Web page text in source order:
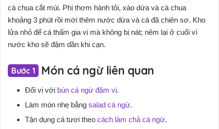
cà chua cắt múi. Phi thơm hành tỏi, xào dứa và cà chua
khoảng 3 phút rồi mới thêm nước dừa và cá đã chiên sơ. Kho
lửa nhỏ để cá thấm gia vị mà không bị nát; nêm lại ở cuối vì
nước kho sẽ đậm dần khi cạn.
Món cá ngừ liên quan
Đổi vị với bún cá ngừ đậm vị.
Làm món nhẹ bằng salad cá ngừ.
Tận dụng cá tươi theo cách làm chả cá ngừ.